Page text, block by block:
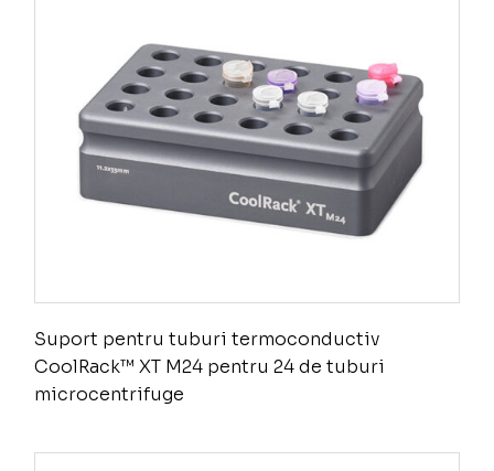
Suport pentru tuburi termoconductiv
CoolRack™ XT M24 pentru 24 de tuburi
microcentrifuge